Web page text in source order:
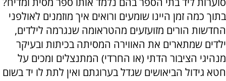
בתוך כמה זמן היינו שומעים ורואים איך מוזמנים לאולפני
החדשות הורים מזועזעים מהטראומה שנגרמה לילדים,
ילדים שמתארים את האווירה המסיתה בכיתות ובעיקר
מנהיגי הציבור הדתי (או החרדי) המתנצלים ומכים על
חטא גידול הביאושים שגדל בערוגתם ואין לתת לו יד בשום